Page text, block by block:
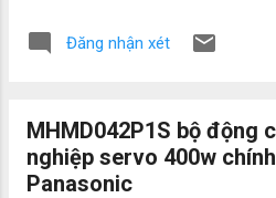
J4-100B, MR-J4-
cách ly về điện.
liệu với Bus
KL4032 Công
Đăng nhận xét
MHMD042P1S bộ động
nghiệp servo 400w
Panasonic